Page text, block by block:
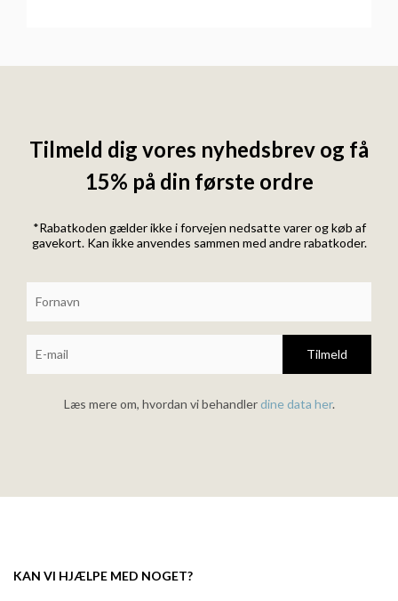
Tilmeld dig vores nyhedsbrev og få
15% på din første ordre
*Rabatkoden gælder ikke i forvejen nedsatte varer og køb af
gavekort. Kan ikke anvendes sammen med andre rabatkoder.
Tilmeld
Læs mere om, hvordan vi behandlerdine data her.
KAN VI HJÆLPE MED NOGET?